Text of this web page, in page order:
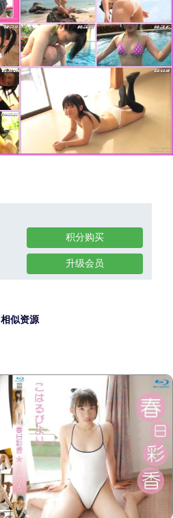
积分购买
升级会员
相似资源